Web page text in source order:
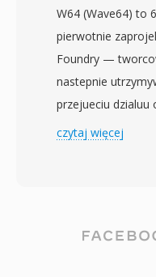
bledow (CIRC)
odtwarzanie mimo
audio jest
strumien jest
rozszerzeniem
konwersja.
studyjnym przy
korekcja bledow
W64 (Wave64) to
pierwotnie
Foundry —
nastepnie
przejueciu dzialuu
desktopowego
ktore staje sie
czytaj więcej